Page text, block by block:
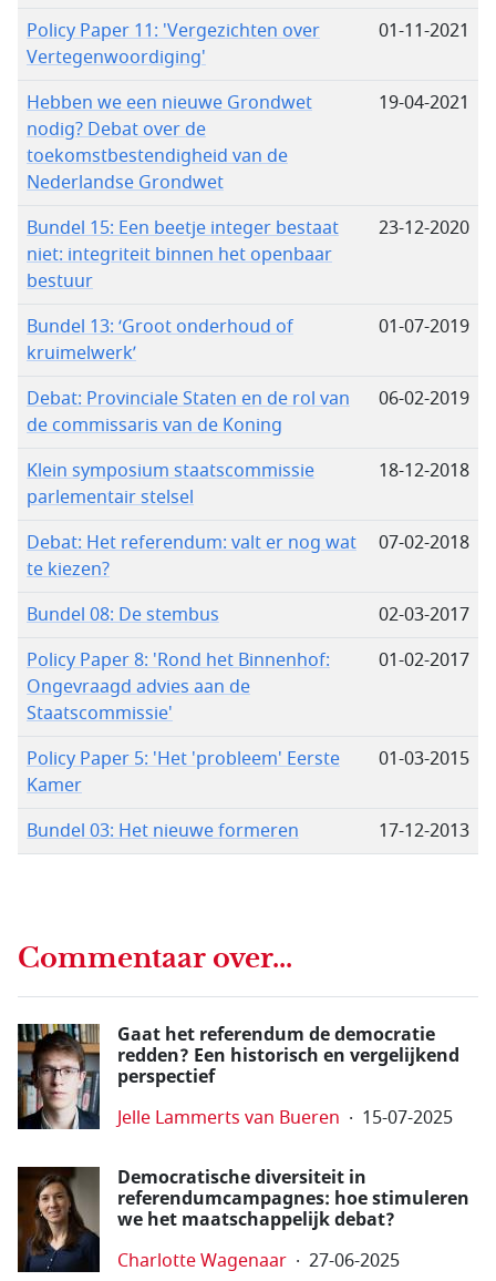
Policy Paper 11: 'Vergezichten over
Vertegenwoordiging'
01-11-2021
Hebben we een nieuwe Grondwet
nodig? Debat over de
toekomstbestendigheid van de
Nederlandse Grondwet
19-04-2021
Bundel 15: Een beetje integer bestaat
niet: integriteit binnen het openbaar
bestuur
23-12-2020
Bundel 13: ‘Groot onderhoud of
kruimelwerk’
01-07-2019
Debat: Provinciale Staten en de rol van
de commissaris van de Koning
06-02-2019
Klein symposium staatscommissie
parlementair stelsel
18-12-2018
Debat: Het referendum: valt er nog wat
te kiezen?
07-02-2018
Bundel 08: De stembus
02-03-2017
Policy Paper 8: 'Rond het Binnenhof:
Ongevraagd advies aan de
Staatscommissie'
01-02-2017
Policy Paper 5: 'Het 'probleem' Eerste
Kamer
01-03-2015
Bundel 03: Het nieuwe formeren 17-12-2013
Commentaar over...
Gaat het referendum de democratie
redden? Een historisch en vergelijkend
perspectief
Jelle Lammerts van Bueren 15-07-2025
Democratische diversiteit in
referendumcampagnes: hoe stimuleren
we het maatschappelijk debat?
Charlotte Wagenaar 27-06-2025